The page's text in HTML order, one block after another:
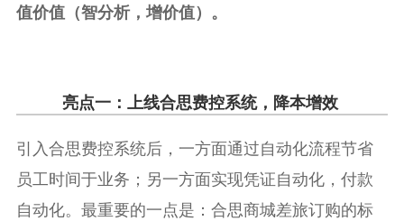
值价值（智分析，增价值）。
亮点一：上线合思费控系统，降本增效
引入合思费控系统后，一方面通过自动化流程节省
员工时间于业务；另一方面实现凭证自动化，付款
自动化。最重要的一点是：合思商城差旅订购的标